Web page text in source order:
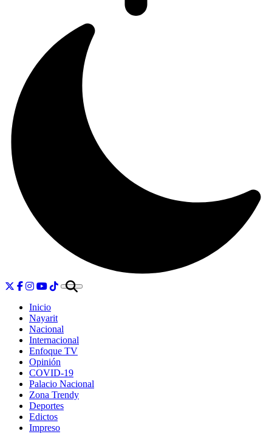
Inicio
Nayarit
Nacional
Internacional
Enfoque TV
Opinión
COVID-19
Palacio Nacional
Zona Trendy
Deportes
Edictos
Impreso